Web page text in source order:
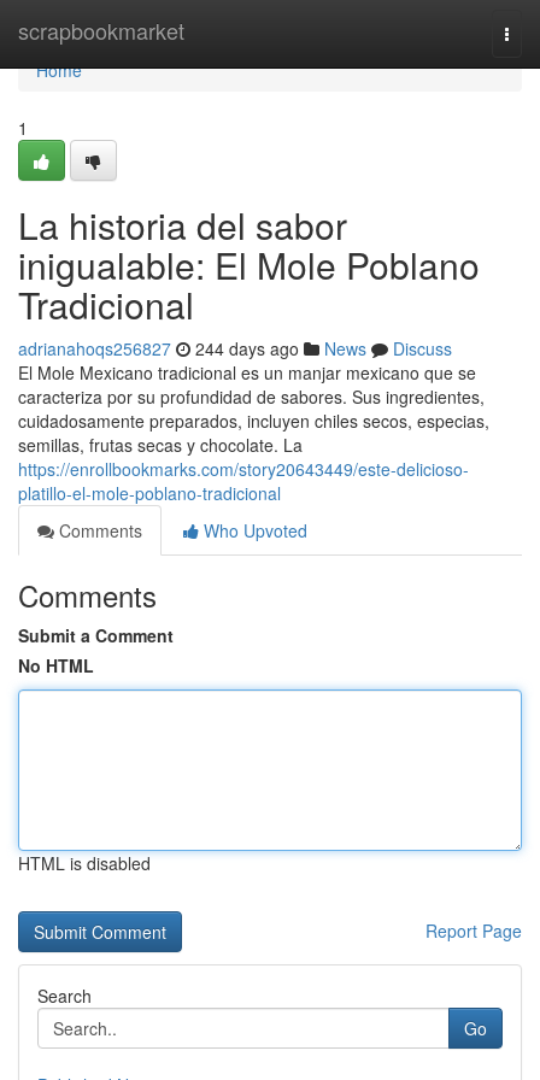
scrapbookmarket
Home
Home
1
La historia del sabor
inigualable: El Mole Poblano
Tradicional
adrianahoqs256827 244 days ago News
Discuss
El Mole Mexicano tradicional es un manjar mexicano que se
caracteriza por su profundidad de sabores. Sus ingredientes,
cuidadosamente preparados, incluyen chiles secos, especias,
semillas, frutas secas y chocolate. La
https://enrollbookmarks.com/story20643449/este-delicioso-
platillo-el-mole-poblano-tradicional
Comments
Who Upvoted
Comments
Submit a Comment
No HTML
HTML is disabled
Report Page
Search
Go